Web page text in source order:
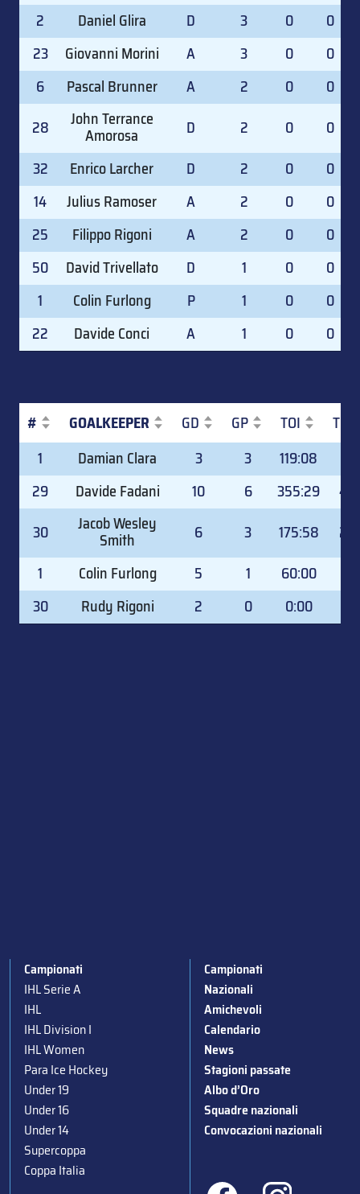
2
Daniel Glira D 3 0
0
23
Giovanni Morini A 3 0
0
6
Pascal Brunner A 2 0
0
28
John Terrance
Amorosa D 2 0
0
32
Enrico Larcher D 2 0
0
14
Julius Ramoser A 2 0
0
25
Filippo Rigoni A 2 0
0
50
David Trivellato D 1 0
0
1
Colin Furlong P 1 0
0
22
Davide Conci A 1 0 0
# GOALKEEPER GD GP TOI
GOALKEEPER GD GP TOI
1 Damian Clara 3 3 119:08
29
Davide Fadani 10 6 355:29
30
Jacob Wesley
Smith 6 3 175:58
1
Colin Furlong 5 1 60:00
30
Rudy Rigoni 2 0 0:00
Campionati
IHL Serie A
IHL
IHL Division I
IHL Women
Para Ice Hockey
Under 19
Under 16
Under 14
Supercoppa
Coppa Italia
Campionati
Nazionali
Amichevoli
Calendario
News
Stagioni passate
Albo d’Oro
Squadre nazionali
Convocazioni nazionali